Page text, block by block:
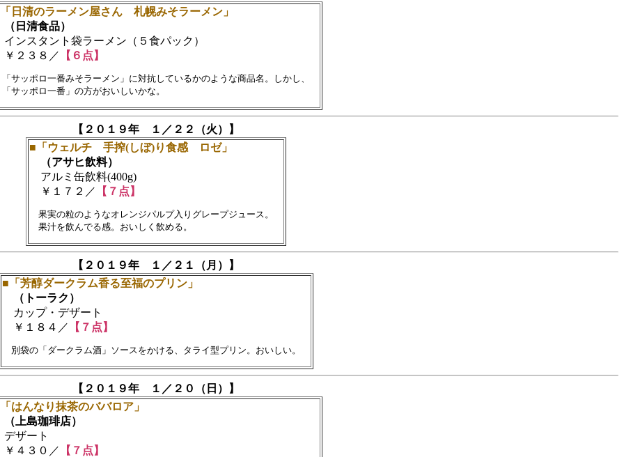
日清のラーメン屋さん 札幌みそラーメン」
日清食品）
ンスタント袋ラーメン（５食パック）
２３８／
【６点】
サッポロ一番みそラーメン」に対抗しているかのような商品名。しかし、
【２０１９年 １／２２（火）】
■「ウェルチ 手搾(しぼ)り食感 ロゼ」
（アサヒ飲料）
アルミ缶飲料(400g)
￥１７２／
【７点】
果実の粒のようなオレンジパルプ入りグレープジュース。
【２０１９年 １／２１（月）】
■「芳醇ダークラム香る至福のプリン」
（トーラク）
カップ・デザート
￥１８４／
【７点】
【２０１９年 １／２０（日）】
はんなり抹茶のババロア」
上島珈琲店）
ザート
４３０／
【７点】